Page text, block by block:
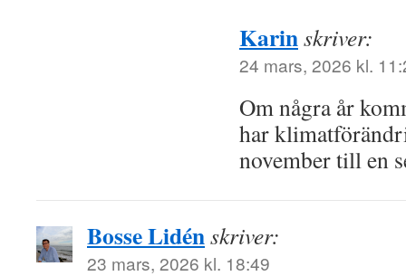
Karinskriver:
24 mars, 2026 kl.
Om några år
har
november till en
Bosse Lidénskriver:
23 mars, 2026 kl. 18:49